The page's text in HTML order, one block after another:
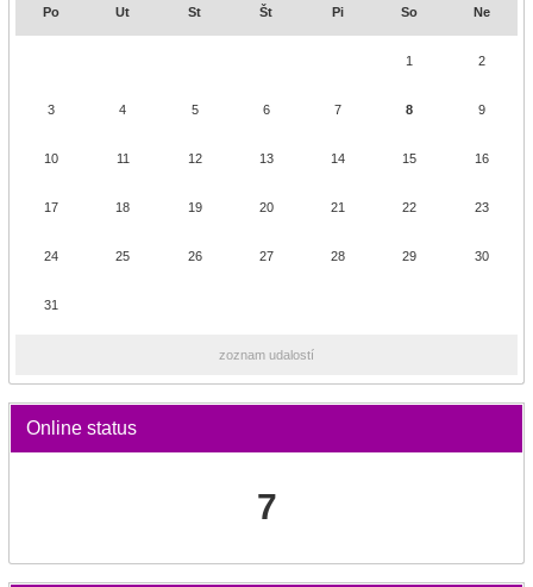
Po Ut St Št Pi So Ne
1 2
3 4 5 6 7 8 9
10 11 12 13 14 15 16
17 18 19 20 21 22 23
24 25 26 27 28 29 30
31
zoznam udalostí
Online status
7